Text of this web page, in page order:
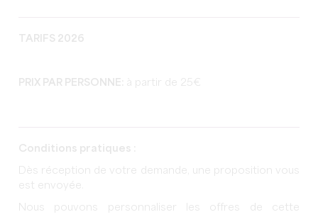
TARIFS 2026
PRIX PAR PERSONNE: à partir de 25€
Conditions pratiques :
Dès réception de votre demande, une proposition vous
est envoyée.
Nous pouvons personnaliser les offres de cette